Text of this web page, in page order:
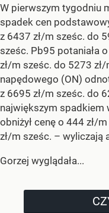
W pierwszym tygodniu
spadek cen
z 6437 zł/m sześc. do
sześc. Pb95 potaniała
zł/m sześc. do 5273
napędowego (ON)
z 6695 zł/m sześc. do
największym spadkiem
obniżył cenę o 444 zł/
zł/m sześc. – wyliczają
Gorzej wyglądała...